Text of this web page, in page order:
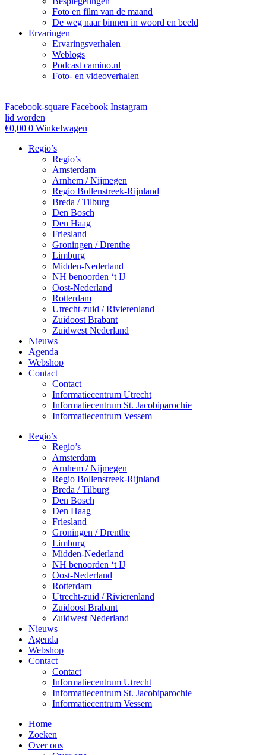
Foto en film van de maand
De weg naar binnen in woord en beeld
Ervaringen
Ervaringsverhalen
Weblogs
Podcast camino.nl
Foto- en videoverhalen
Facebook-square Facebook Instagram
lid worden
€0,00 0 Winkelwagen
Regio’s
Regio’s
Amsterdam
Arnhem / Nijmegen
Regio Bollenstreek-Rijnland
Breda / Tilburg
Den Bosch
Den Haag
Friesland
Groningen / Drenthe
Limburg
Midden-Nederland
NH benoorden ‘t IJ
Oost-Nederland
Rotterdam
Utrecht-zuid / Rivierenland
Zuidoost Brabant
Zuidwest Nederland
Nieuws
Agenda
Webshop
Contact
Contact
Informatiecentrum Utrecht
Informatiecentrum St. Jacobiparochie
Informatiecentrum Vessem
Regio’s
Regio’s
Amsterdam
Arnhem / Nijmegen
Regio Bollenstreek-Rijnland
Breda / Tilburg
Den Bosch
Den Haag
Friesland
Groningen / Drenthe
Limburg
Midden-Nederland
NH benoorden ‘t IJ
Oost-Nederland
Rotterdam
Utrecht-zuid / Rivierenland
Zuidoost Brabant
Zuidwest Nederland
Nieuws
Agenda
Webshop
Contact
Contact
Informatiecentrum Utrecht
Informatiecentrum St. Jacobiparochie
Informatiecentrum Vessem
Home
Zoeken
Over ons